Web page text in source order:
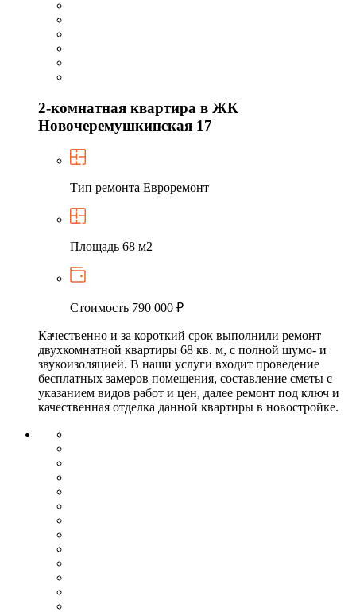
2-комнатная квартира в ЖК
Новочеремушкинская 17
Тип ремонта Евроремонт
Площадь 68 м2
Стоимость 790 000 ₽
Качественно и за короткий срок выполнили ремонт
двухкомнатной квартиры 68 кв. м, с полной шумо- и
звукоизоляцией. В наши услуги входит проведение
бесплатных замеров помещения, составление сметы с
указанием видов работ и цен, далее ремонт под ключ и
качественная отделка данной квартиры в новостройке.